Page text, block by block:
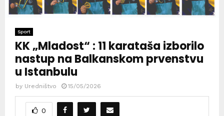
Sport
KK „Mladost“ : 11 karataša izborilo
nastup na Balkanskom prvenstvu
u Istanbulu
by Uredništvo 15/05/2026
0